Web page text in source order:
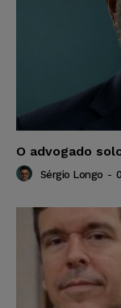
O advogado
Sérgio Longo -